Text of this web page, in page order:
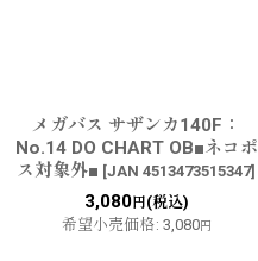
メガバス サザンカ140F：
No.14 DO CHART OB■ネコポ
ス対象外■ [JAN 4513473515347]
3,080円(税込)
希望小売価格: 3,080円